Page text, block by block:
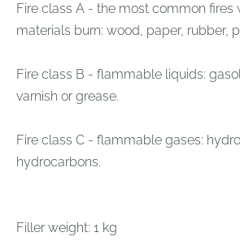
Fire class A - the most common fires
materials burn: wood, paper, rubber,
Fire class B - flammable liquids:
varnish or grease.
Fire class C - flammable gases:
hydrocarbons.
Filler weight: 1 kg